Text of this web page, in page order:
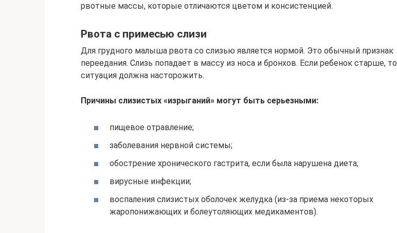
рвотные массы, которые отличаются цветом и консистенцией.
Рвота с примесью слизи
Для грудного малыша рвота со слизью является нормой. Это обычный признак
переедания. Слизь попадает в массу из носа и бронхов. Если ребенок старше, то
ситуация должна насторожить.
Причины слизистых «изрыганий» могут быть серьезными:
пищевое отравление;
заболевания нервной системы;
обострение хронического гастрита, если была нарушена диета;
вирусные инфекции;
воспаления слизистых оболочек желудка (из-за приема некоторых
жаропонижающих и болеутоляющих медикаментов).